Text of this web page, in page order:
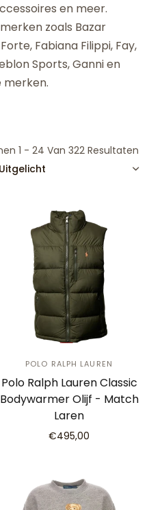
en meer.
zoals Bazar
Fabiana Filippi, Fay,
Sports, Ganni en
merken.
1 - 24 Van 322 Resultaten
POLO RALPH LAUREN
Polo Ralph Lauren Classic
Bodywarmer Olijf - Match
Laren
€495,00